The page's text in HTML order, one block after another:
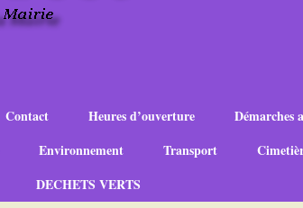
Contact Heures d’ouverture
Démarches
Environnement Transport
DECHETS VERTS